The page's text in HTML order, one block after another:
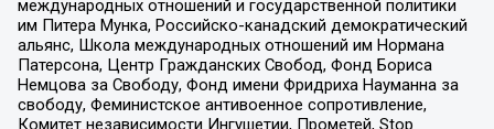
международных отношений и государственной политики
им Питера Мунка, Российско-канадский демократический
альянс, Школа международных отношений им Нормана
Патерсона, Центр Гражданских Свобод, Фонд Бориса
Немцова за Свободу, Фонд имени Фридриха Науманна за
свободу, Феминистское антивоенное сопротивление,
Комитет независимости Ингушетии, Прометей, Stop